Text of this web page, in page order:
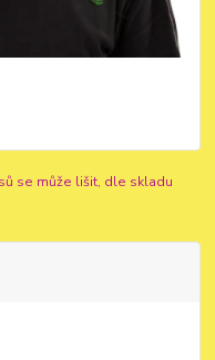
se může lišit, dle skladu